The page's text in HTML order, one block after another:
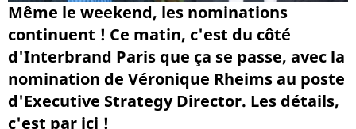
Même le weekend, les nominations
continuent ! Ce matin, c'est du côté
d'Interbrand Paris que ça se passe, avec la
nomination de Véronique Rheims au poste
d'Executive Strategy Director. Les détails,
c'est par ici !